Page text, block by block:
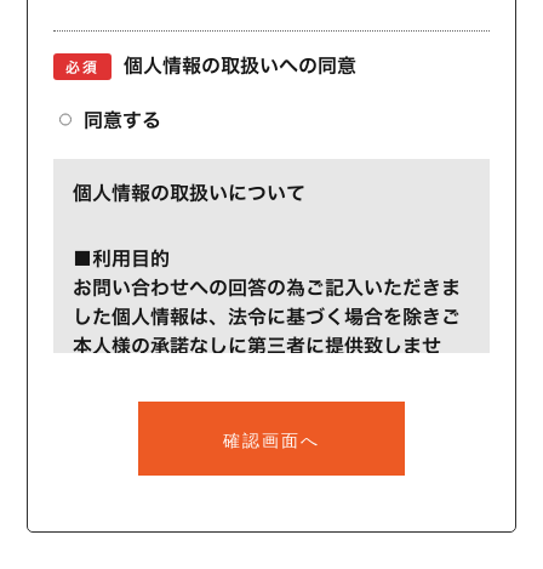
必須 個人情報の取扱いへの同意
同意する
個人情報の取扱いについて
■利用目的
お問い合わせへの回答の為ご記入いただきま
した個人情報は、法令に基づく場合を除きご
本人様の承諾なしに第三者に提供致しませ
がないようでしたら確認画面へ進み【送信す
る】ボタンをクリックしてください。